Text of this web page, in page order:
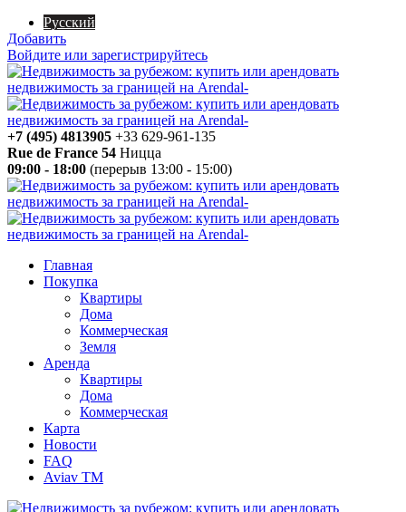
Русский
Добавить
Войдите или зарегистрируйтесь
+7 (495) 4813905 +33 629-961-135
Rue de France 54 Ницца
09:00 - 18:00 (перерыв 13:00 - 15:00)
Главная
Покупка
Квартиры
Дома
Коммерческая
Земля
Аренда
Квартиры
Дома
Коммерческая
Карта
Новости
FAQ
Aviav TM